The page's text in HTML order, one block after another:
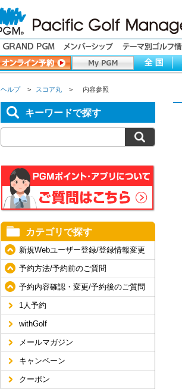
ヘルプ > スコア丸 > 内容参照
キーワードで探す
カテゴリで探す
新規Webユーザー登録/登録情報変更
予約方法/予約前のご質問
予約内容確認・変更/予約後のご質問
1人予約
withGolf
メールマガジン
キャンペーン
クーポン